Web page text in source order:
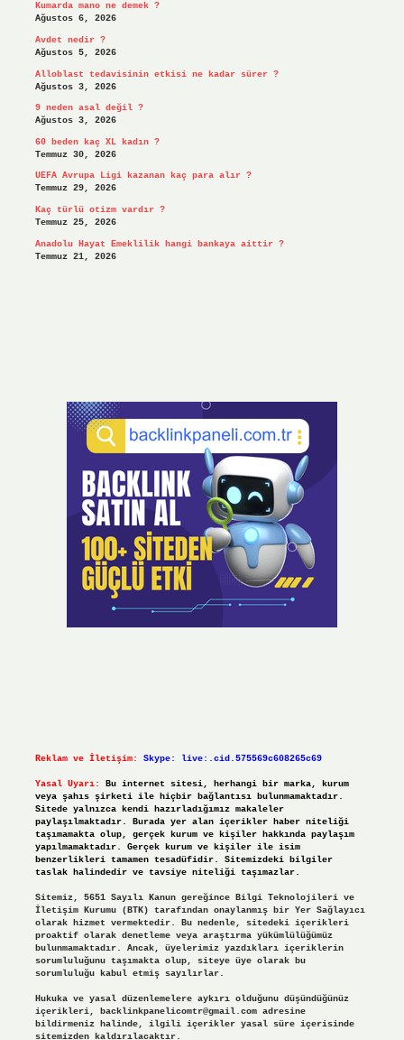
Kumarda mano ne demek ?
Ağustos 6, 2026
Avdet nedir ?
Ağustos 5, 2026
Alloblast tedavisinin etkisi ne kadar sürer ?
Ağustos 3, 2026
9 neden asal değil ?
Ağustos 3, 2026
60 beden kaç XL kadın ?
Temmuz 30, 2026
UEFA Avrupa Ligi kazanan kaç para alır ?
Temmuz 29, 2026
Kaç türlü otizm vardır ?
Temmuz 25, 2026
Anadolu Hayat Emeklilik hangi bankaya aittir ?
Temmuz 21, 2026
Reklam ve İletişim: Skype: live:.cid.575569c608265c69
Yasal Uyarı:
Bu internet sitesi, herhangi bir marka, kurum
veya şahıs şirketi ile hiçbir bağlantısı bulunmamaktadır.
Sitede yalnızca kendi hazırladığımız makaleler
paylaşılmaktadır. Burada yer alan içerikler haber niteliği
taşımamakta olup, gerçek kurum ve kişiler hakkında paylaşım
yapılmamaktadır. Gerçek kurum ve kişiler ile isim
benzerlikleri tamamen tesadüfidir. Sitemizdeki bilgiler
taslak halindedir ve tavsiye niteliği taşımazlar.
Sitemiz, 5651 Sayılı Kanun gereğince Bilgi Teknolojileri ve
İletişim Kurumu (BTK) tarafından onaylanmış bir Yer Sağlayıcı
olarak hizmet vermektedir. Bu nedenle, sitedeki içerikleri
proaktif olarak denetleme veya araştırma yükümlülüğümüz
bulunmamaktadır. Ancak, üyelerimiz yazdıkları içeriklerin
sorumluluğunu taşımakta olup, siteye üye olarak bu
sorumluluğu kabul etmiş sayılırlar.
Hukuka ve yasal düzenlemelere aykırı olduğunu düşündüğünüz
içerikleri, backlinkpanelicomtr@gmail.comadresine
bildirmeniz halinde, ilgili içerikler yasal süre içerisinde
sitemizden kaldırılacaktır.